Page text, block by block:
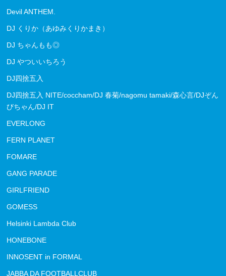
Devil ANTHEM.
DJ くりか（あゆみくりかまき）
DJ ちゃんもも◎
DJ やついいちろう
DJ四捨五入
DJ四捨五入 NITE/coccham/DJ 春菊/nagomu tamaki/森心言/DJぞん
びちゃん/DJ IT
EVERLONG
FERN PLANET
FOMARE
GANG PARADE
GIRLFRIEND
GOMESS
Helsinki Lambda Club
HONEBONE
INNOSENT in FORMAL
JABBA DA FOOTBALLCLUB